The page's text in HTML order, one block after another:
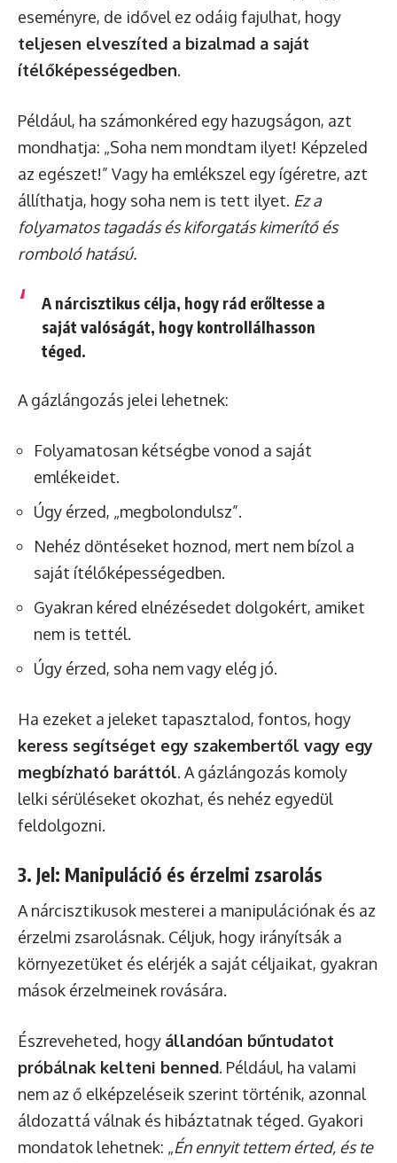
eseményre, de idővel ez odáig fajulhat, hogy
teljesen elveszíted a bizalmad a saját
ítélőképességedben.
Például, ha számonkéred egy hazugságon, azt
mondhatja: „Soha nem mondtam ilyet! Képzeled
az egészet!” Vagy ha emlékszel egy ígéretre, azt
állíthatja, hogy soha nem is tett ilyet. Ez a
folyamatos tagadás és kiforgatás kimerítő és
romboló hatású.
A nárcisztikus célja, hogy rád erőltesse a
saját valóságát, hogy kontrollálhasson
téged.
A gázlángozás jelei lehetnek:
Folyamatosan kétségbe vonod a saját
emlékeidet.
Úgy érzed, „megbolondulsz”.
Nehéz döntéseket hoznod, mert nem bízol a
saját ítélőképességedben.
Gyakran kéred elnézésedet dolgokért, amiket
nem is tettél.
Úgy érzed, soha nem vagy elég jó.
Ha ezeket a jeleket tapasztalod, fontos, hogy
keress segítséget egy szakembertől vagy egy
megbízható baráttól. A gázlángozás komoly
lelki sérüléseket okozhat, és nehéz egyedül
feldolgozni.
3. Jel: Manipuláció és érzelmi zsarolás
A nárcisztikusok mesterei a manipulációnak és az
érzelmi zsarolásnak. Céljuk, hogy irányítsák a
környezetüket és elérjék a saját céljaikat, gyakran
mások érzelmeinek rovására.
Észreveheted, hogy állandóan bűntudatot
próbálnak kelteni benned. Például, ha valami
nem az ő elképzeléseik szerint történik, azonnal
áldozattá válnak és hibáztatnak téged. Gyakori
mondatok lehetnek: „Én ennyit tettem érted, és te